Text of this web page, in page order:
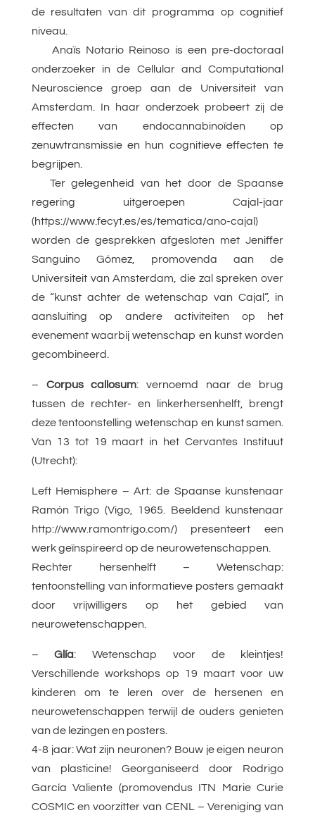
de resultaten van dit programma op cognitief
niveau.
Anaïs Notario Reinoso is een pre-doctoraal
onderzoeker in de Cellular and Computational
Neuroscience groep aan de Universiteit van
Amsterdam. In haar onderzoek probeert zij de
effecten van endocannabinoïden op
zenuwtransmissie en hun cognitieve effecten te
begrijpen.
Ter gelegenheid van het door de Spaanse
regering uitgeroepen Cajal-jaar
(https://www.fecyt.es/es/tematica/ano-cajal)
worden de gesprekken afgesloten met Jeniffer
Sanguino Gómez, promovenda aan de
Universiteit van Amsterdam, die zal spreken over
de “kunst achter de wetenschap van Cajal”, in
aansluiting op andere activiteiten op het
evenement waarbij wetenschap en kunst worden
gecombineerd.
– Corpus callosum: vernoemd naar de brug
tussen de rechter- en linkerhersenhelft, brengt
deze tentoonstelling wetenschap en kunst samen.
Van 13 tot 19 maart in het Cervantes Instituut
(Utrecht):
Left Hemisphere – Art: de Spaanse kunstenaar
Ramón Trigo (Vigo, 1965. Beeldend kunstenaar
http://www.ramontrigo.com/) presenteert een
werk geïnspireerd op de neurowetenschappen.
Rechter hersenhelft – Wetenschap:
tentoonstelling van informatieve posters gemaakt
door vrijwilligers op het gebied van
neurowetenschappen.
–Glía: Wetenschap voor de kleintjes!
Verschillende workshops op 19 maart voor uw
kinderen om te leren over de hersenen en
neurowetenschappen terwijl de ouders genieten
van de lezingen en posters.
4-8 jaar: Wat zijn neuronen? Bouw je eigen neuron
van plasticine! Georganiseerd door Rodrigo
García Valiente (promovendus ITN Marie Curie
COSMIC en voorzitter van CENL – Vereniging van